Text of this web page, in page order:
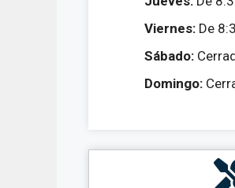
Viernes: De
Sábado:
Domingo: